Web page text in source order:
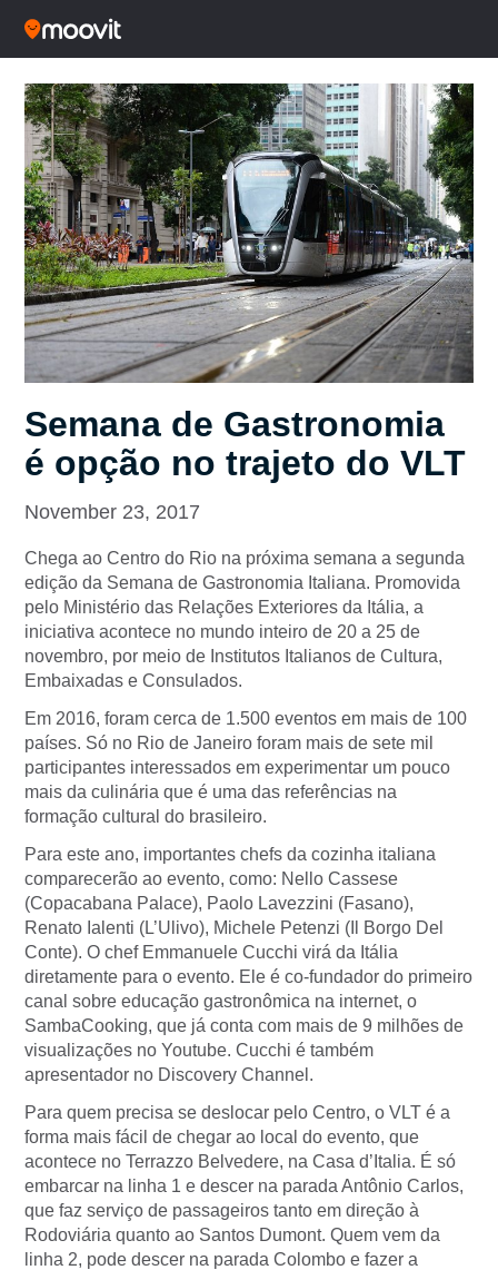
Semana de Gastronomia
é opção no trajeto do VLT
November 23, 2017
Chega ao Centro do Rio na próxima semana a segunda
edição da Semana de Gastronomia Italiana. Promovida
pelo Ministério das Relações Exteriores da Itália, a
iniciativa acontece no mundo inteiro de 20 a 25 de
novembro, por meio de Institutos Italianos de Cultura,
Embaixadas e Consulados.
Em 2016, foram cerca de 1.500 eventos em mais de 100
países. Só no Rio de Janeiro foram mais de sete mil
participantes interessados em experimentar um pouco
mais da culinária que é uma das referências na
formação cultural do brasileiro.
Para este ano, importantes chefs da cozinha italiana
comparecerão ao evento, como: Nello Cassese
(Copacabana Palace), Paolo Lavezzini (Fasano),
Renato Ialenti (L’Ulivo), Michele Petenzi (Il Borgo Del
Conte). O chef Emmanuele Cucchi virá da Itália
diretamente para o evento. Ele é co-fundador do primeiro
canal sobre educação gastronômica na internet, o
SambaCooking, que já conta com mais de 9 milhões de
visualizações no Youtube. Cucchi é também
apresentador no Discovery Channel.
Para quem precisa se deslocar pelo Centro, o VLT é a
forma mais fácil de chegar ao local do evento, que
acontece no Terrazzo Belvedere, na Casa d’Italia. É só
embarcar na linha 1 e descer na parada Antônio Carlos,
que faz serviço de passageiros tanto em direção à
Rodoviária quanto ao Santos Dumont. Quem vem da
linha 2, pode descer na parada Colombo e fazer a